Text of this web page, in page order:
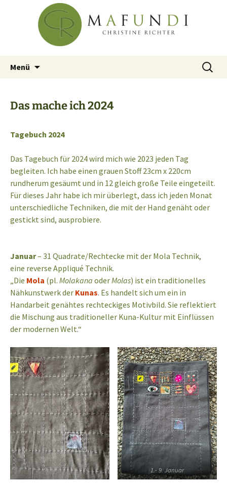
Mafundi
Christine Richter
Menü
Suchen
nach:
Das mache ich 2024
Tagebuch 2024
Das Tagebuch für 2024 wird mich wie 2023 jeden Tag
begleiten. Ich habe einen grauen Stoff 23cm x 220cm
rundherum gesäumt und in 12 gleich große Teile eingeteilt.
Für dieses Jahr habe ich mir überlegt, dass ich jeden Monat
unterschiedliche Techniken, die mit der Hand genäht oder
gestickt sind, ausprobiere.
Januar– 31 Quadrate/Rechtecke mit der Mola Technik,
eine reverse Appliqué Technik.
„Die Mola (pl. Molakana oderMolas) ist ein traditionelles
Nähkunstwerk der Kunas. Es handelt sich um ein in
Handarbeit genähtes rechteckiges Motivbild. Sie reflektiert
die Mischung aus traditioneller Kuna-Kultur mit Einflüssen
der modernen Welt.“
1.- 9. Januar